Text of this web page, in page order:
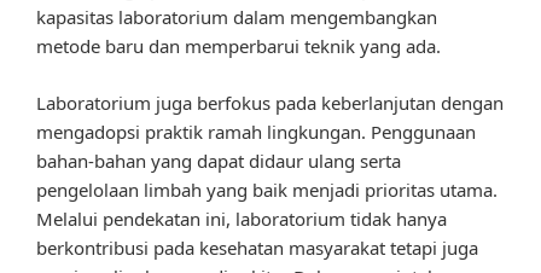
kapasitas laboratorium dalam mengembangkan
metode baru dan memperbarui teknik yang ada.
Laboratorium juga berfokus pada keberlanjutan dengan
mengadopsi praktik ramah lingkungan. Penggunaan
bahan-bahan yang dapat didaur ulang serta
pengelolaan limbah yang baik menjadi prioritas utama.
Melalui pendekatan ini, laboratorium tidak hanya
berkontribusi pada kesehatan masyarakat tetapi juga